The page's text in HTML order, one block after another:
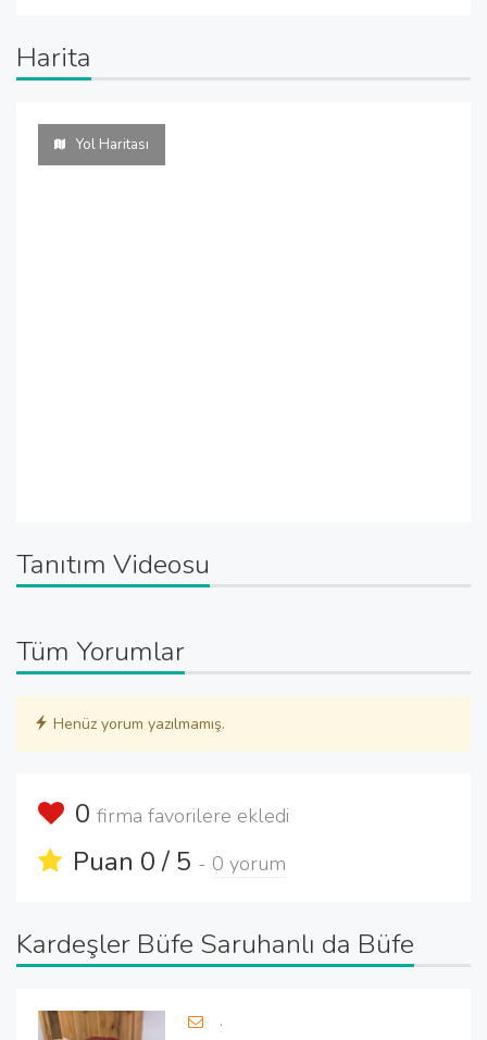
Harita
Yol Haritası
Tanıtım Videosu
Tüm Yorumlar
Henüz yorum yazılmamış.
0 firma favorilere ekledi
Puan 0 / 5 - 0 yorum
Kardeşler Büfe Saruhanlı da Büfe
.